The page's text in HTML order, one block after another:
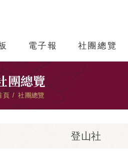
電子報 社團總覽
團總覽
頁 社團總覽
登山社